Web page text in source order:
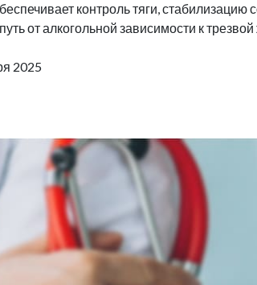
контроль тяги, стабилизацию
от алкогольной зависимости к
2025